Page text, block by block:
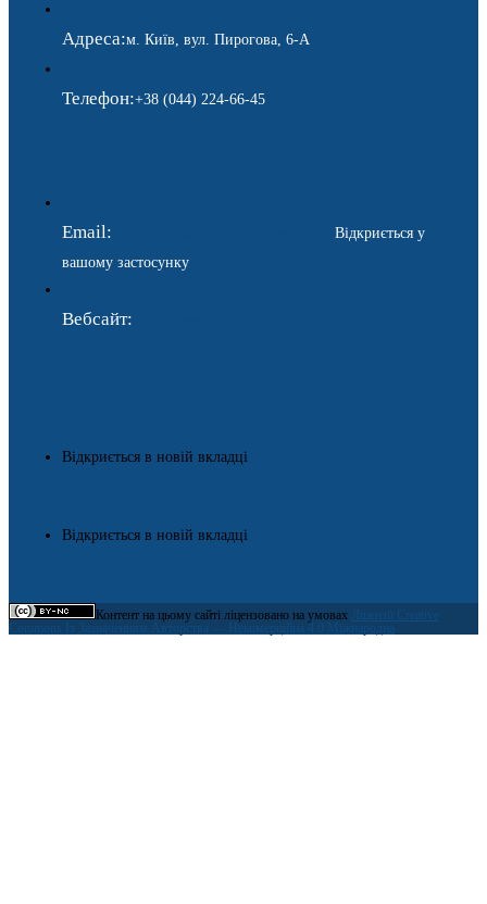
Адреса:м. Київ, вул. Пирогова, 6-А
Телефон:+38 (044) 224-66-45
Email:
Відкриється у
вашому застосунку
Вебсайт:
Відкриється в новій вкладці
Відкриється в новій вкладці
Контент на цьому сайті ліцензовано на умовах
Ліцензії Creative
Commons Із Зазначенням Авторства — Некомерційна 4.0 Міжнародна